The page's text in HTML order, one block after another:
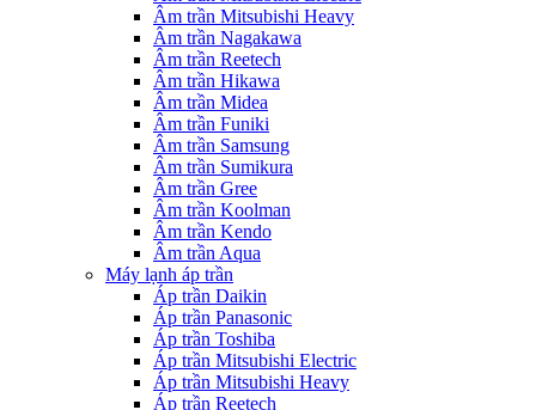
Âm trần Mitsubishi Heavy
Âm trần Nagakawa
Âm trần Reetech
Âm trần Hikawa
Âm trần Midea
Âm trần Funiki
Âm trần Samsung
Âm trần Sumikura
Âm trần Gree
Âm trần Koolman
Âm trần Kendo
Âm trần Aqua
Máy lạnh áp trần
Áp trần Daikin
Áp trần Panasonic
Áp trần Toshiba
Áp trần Mitsubishi Electric
Áp trần Mitsubishi Heavy
Áp trần Reetech